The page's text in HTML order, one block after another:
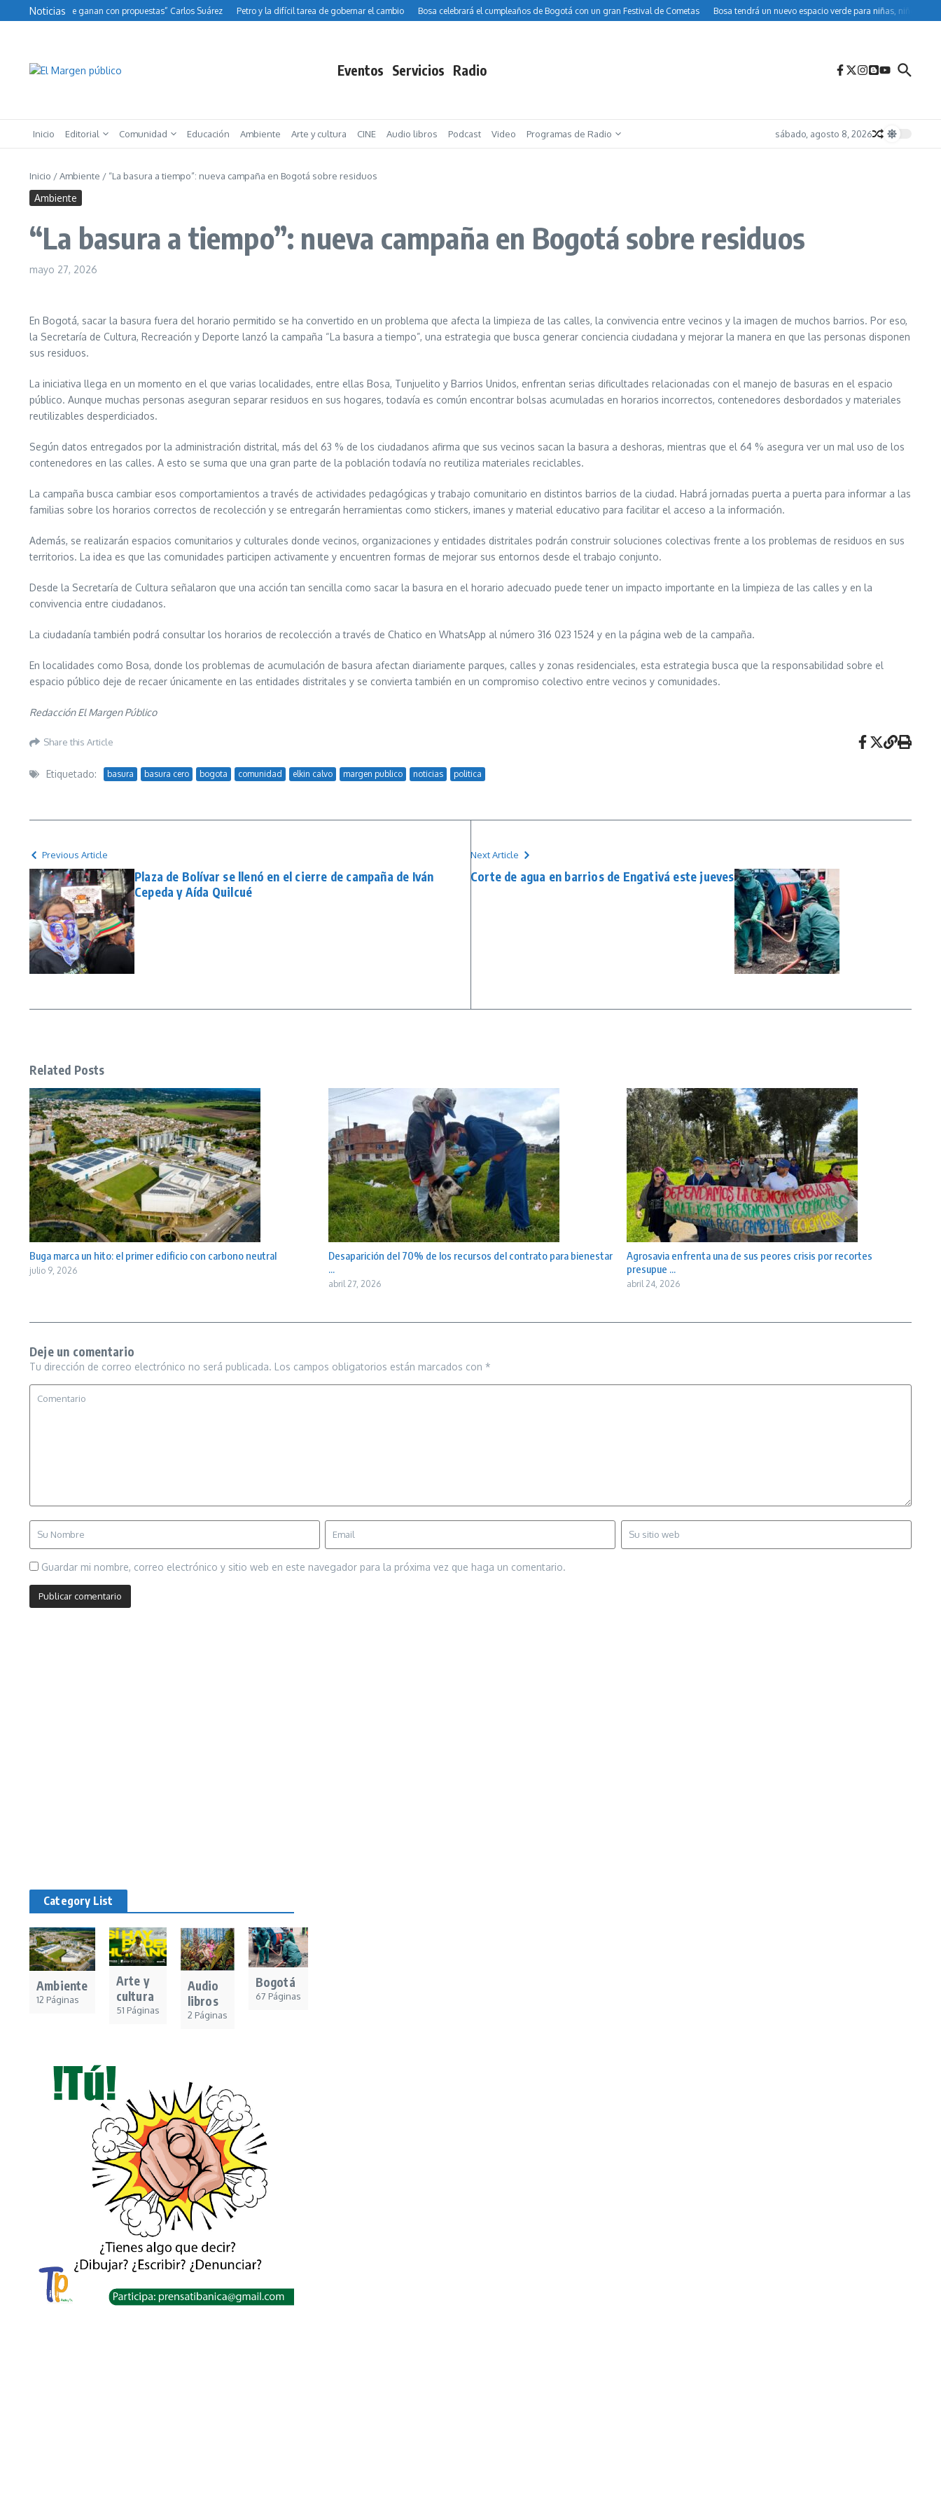
Saltar al contenido
Noticias
no se ganan con propuestas” Carlos Suárez Petro y la difícil tarea de gobernar el cambio Bosa celebrará el cumpleaños de Bogotá con un gran Festival de Cometas Bosa tendrá un nuevo espacio verde para niñas, niños y familias
Eventos Servicios Radio
Inicio Editorial Comunidad Educación Ambiente Arte y cultura CINE Audio libros Podcast Video Programas de Radio sábado, agosto 8, 2026
Inicio /Ambiente / “La basura a tiempo”: nueva campaña en Bogotá sobre residuos
Ambiente
“La basura a tiempo”: nueva campaña en Bogotá sobre residuos
mayo 27, 2026
En Bogotá, sacar la basura fuera del horario permitido se ha convertido en un problema que afecta la limpieza de las calles, la convivencia entre vecinos y la imagen de muchos barrios. Por eso,
la Secretaría de Cultura, Recreación y Deporte lanzó la campaña “La basura a tiempo”, una estrategia que busca generar conciencia ciudadana y mejorar la manera en que las personas disponen
sus residuos.
La iniciativa llega en un momento en el que varias localidades, entre ellas Bosa, Tunjuelito y Barrios Unidos, enfrentan serias dificultades relacionadas con el manejo de basuras en el espacio
público. Aunque muchas personas aseguran separar residuos en sus hogares, todavía es común encontrar bolsas acumuladas en horarios incorrectos, contenedores desbordados y materiales
reutilizables desperdiciados.
Según datos entregados por la administración distrital, más del 63 % de los ciudadanos afirma que sus vecinos sacan la basura a deshoras, mientras que el 64 % asegura ver un mal uso de los
contenedores en las calles. A esto se suma que una gran parte de la población todavía no reutiliza materiales reciclables.
La campaña busca cambiar esos comportamientos a través de actividades pedagógicas y trabajo comunitario en distintos barrios de la ciudad. Habrá jornadas puerta a puerta para informar a las
familias sobre los horarios correctos de recolección y se entregarán herramientas como stickers, imanes y material educativo para facilitar el acceso a la información.
Además, se realizarán espacios comunitarios y culturales donde vecinos, organizaciones y entidades distritales podrán construir soluciones colectivas frente a los problemas de residuos en sus
territorios. La idea es que las comunidades participen activamente y encuentren formas de mejorar sus entornos desde el trabajo conjunto.
Desde la Secretaría de Cultura señalaron que una acción tan sencilla como sacar la basura en el horario adecuado puede tener un impacto importante en la limpieza de las calles y en la
convivencia entre ciudadanos.
La ciudadanía también podrá consultar los horarios de recolección a través de Chatico en WhatsApp al número 316 023 1524 y en la página web de la campaña.
En localidades como Bosa, donde los problemas de acumulación de basura afectan diariamente parques, calles y zonas residenciales, esta estrategia busca que la responsabilidad sobre el
espacio público deje de recaer únicamente en las entidades distritales y se convierta también en un compromiso colectivo entre vecinos y comunidades.
Redacción El Margen Público
Share this Article
Etiquetado: basura basura cero bogota comunidad elkin calvo margen publico noticias politica
Previous Article
Plaza de Bolívar se llenó en el cierre de campaña de Iván
Cepeda y Aída Quilcué
Next Article
Corte de agua en barrios de Engativá este jueves
Related Posts
Buga marca un hito: el primer edificio con carbono neutral
julio 9, 2026
Desaparición del 70% de los recursos del contrato para bienestar
...
abril 27, 2026
Agrosavia enfrenta una de sus peores crisis por recortes
presupue ...
abril 24, 2026
Deje un comentario
Tu dirección de correo electrónico no será publicada. Los campos obligatorios están marcados con *
Guardar mi nombre, correo electrónico y sitio web en este navegador para la próxima vez que haga un comentario.
Category List
Ambiente
12 Páginas
Arte y
cultura
51 Páginas
Audio
libros
2 Páginas
Bogotá
67 Páginas